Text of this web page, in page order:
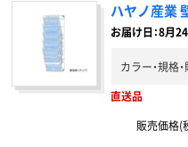
ハヤノ産業
お届け日：8月24
カラー・規格
直送品
販売価格(